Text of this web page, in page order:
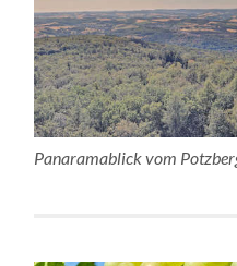
Panaramablick vom